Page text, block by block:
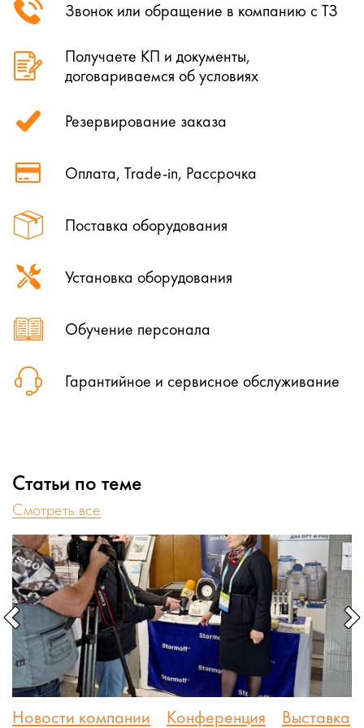
Звонок или обращение в компанию с ТЗ
Поставка оборудования
Получаете КП и документы,
договариваемся об условиях
Установка оборудования
Резервирование заказа
Обучение персонала
Оплата, Trade-in, Рассрочка
Гарантийное и сервисное обслуживание
Статьи по теме
Cмотреть все
Новости компании Конференция
Выставка